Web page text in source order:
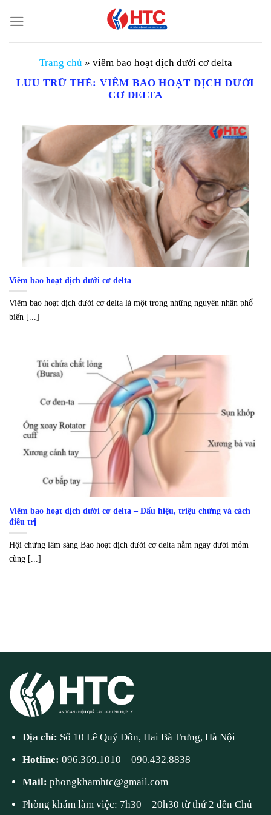
đến
nội
Trang chủ » viêm bao hoạt dịch dưới cơ delta
LƯU TRỮ THẺ: VIÊM BAO HOẠT DỊCH DƯỚI
CƠ DELTA
Viêm bao hoạt dịch dưới cơ delta
Viêm bao hoạt dịch dưới cơ delta là một trong những nguyên nhân phổ
biến [...]
Viêm bao hoạt dịch dưới cơ delta – Dấu hiệu, triệu chứng và cách
điều trị
Hội chứng lâm sàng Bao hoạt dịch dưới cơ delta nằm ngay dưới mỏm
cùng [...]
Địa chỉ: Số 10 Lê Quý Đôn, Hai Bà Trưng, Hà Nội
Hotline:096.369.1010 –090.432.8838
Mail:phongkhamhtc@gmail.com
Phòng khám làm việc: 7h30 – 20h30 từ thứ 2 đến Chủ